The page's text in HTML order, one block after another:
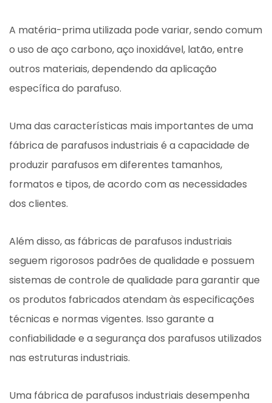
A matéria-prima utilizada pode variar, sendo comum
o uso de aço carbono, aço inoxidável, latão, entre
outros materiais, dependendo da aplicação
específica do parafuso.
Uma das características mais importantes de uma
fábrica de parafusos industriais é a capacidade de
produzir parafusos em diferentes tamanhos,
formatos e tipos, de acordo com as necessidades
dos clientes.
Além disso, as fábricas de parafusos industriais
seguem rigorosos padrões de qualidade e possuem
sistemas de controle de qualidade para garantir que
os produtos fabricados atendam às especificações
técnicas e normas vigentes. Isso garante a
confiabilidade e a segurança dos parafusos utilizados
nas estruturas industriais.
Uma fábrica de parafusos industriais desempenha